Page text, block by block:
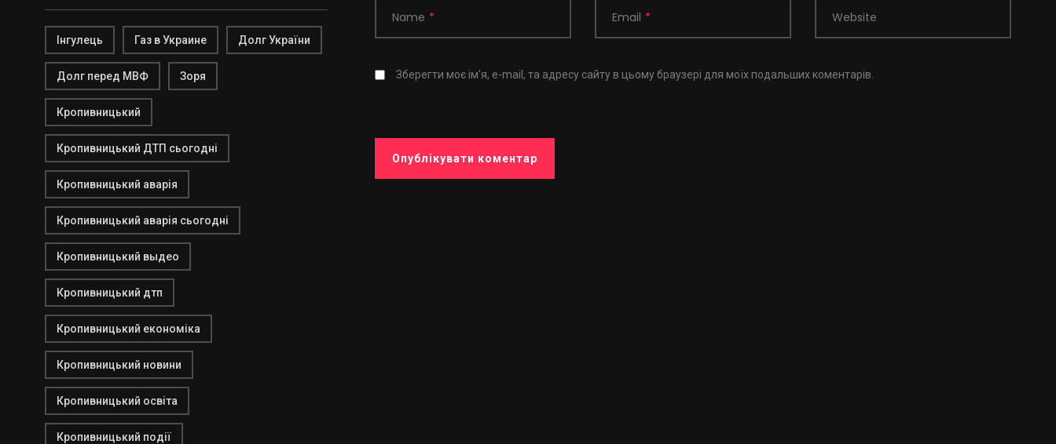
Інгулець Газ в Украине Долг України
Долг перед МВФ Зоря
Кропивницький
Кропивницький ДТП сьогодні
Кропивницький аварія
Кропивницький аварія сьогодні
Кропивницький выдео
Кропивницький дтп
Кропивницький економіка
Кропивницький новини
Кропивницький освіта
Кропивницький події
Name * Email * Website
Зберегти моє ім'я, e-mail, та адресу сайту в цьому браузері для моїх подальших коментарів.